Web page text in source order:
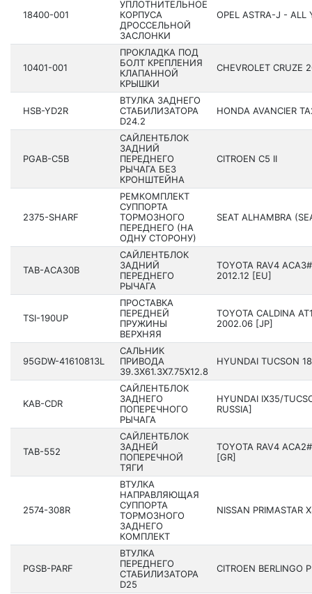
18400-001
УПЛОТНИТЕЛЬНОЕ
КОРПУСА
ДРОССЕЛЬНОЙ
ЗАСЛОНКИ
OPEL ASTRA-J - ALL
10401-001
ПРОКЛАДКА ПОД
БОЛТ КРЕПЛЕНИЯ
КЛАПАННОЙ
КРЫШКИ
CHEVROLET CRUZE
HSB-YD2R
ВТУЛКА ЗАДНЕГО
СТАБИЛИЗАТОРА
D24.2
HONDA AVANCIER
PGAB-C5B
САЙЛЕНТБЛОК
ЗАДНИЙ
ПЕРЕДНЕГО
РЫЧАГА БЕЗ
КРОНШТЕЙНА
CITROEN C5 II
2375-SHARF
РЕМКОМПЛЕКТ
СУППОРТА
ТОРМОЗНОГО
ПЕРЕДНЕГО (НА
ОДНУ СТОРОНУ)
SEAT ALHAMBRA
TAB-ACA30B
САЙЛЕНТБЛОК
ЗАДНИЙ
ПЕРЕДНЕГО
РЫЧАГА
TOYOTA RAV4
2012.12 [EU]
TSI-190UP
ПРОСТАВКА
ПЕРЕДНЕЙ
ПРУЖИНЫ
ВЕРХНЯЯ
TOYOTA CALDINA
2002.06 [JP]
95GDW-41610813L
САЛЬНИК
ПРИВОДА
39.3X61.3X7.75X12.8
HYUNDAI TUCSON
KAB-CDR
САЙЛЕНТБЛОК
ЗАДНЕГО
ПОПЕРЕЧНОГО
РЫЧАГА
HYUNDAI IX35/
RUSSIA]
TAB-552
САЙЛЕНТБЛОК
ЗАДНЕЙ
ПОПЕРЕЧНОЙ
ТЯГИ
TOYOTA RAV4
[GR]
2574-308R
ВТУЛКА
НАПРАВЛЯЮЩАЯ
СУППОРТА
ТОРМОЗНОГО
ЗАДНЕГО
КОМПЛЕКТ
NISSAN PRIMASTAR
PGSB-PARF
ВТУЛКА
ПЕРЕДНЕГО
СТАБИЛИЗАТОРА
D25
CITROEN BERLINGO